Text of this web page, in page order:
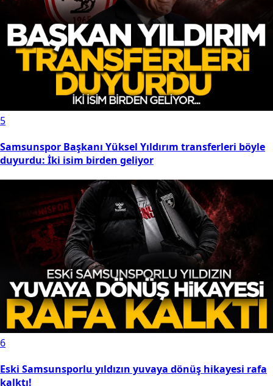
5
Samsunspor Başkanı Yüksel Yıldırım transferleri böyle
duyurdu: İki isim birden geliyor
6
Eski Samsunsporlu yıldızın yuvaya dönüş hikayesi rafa
kalktı!